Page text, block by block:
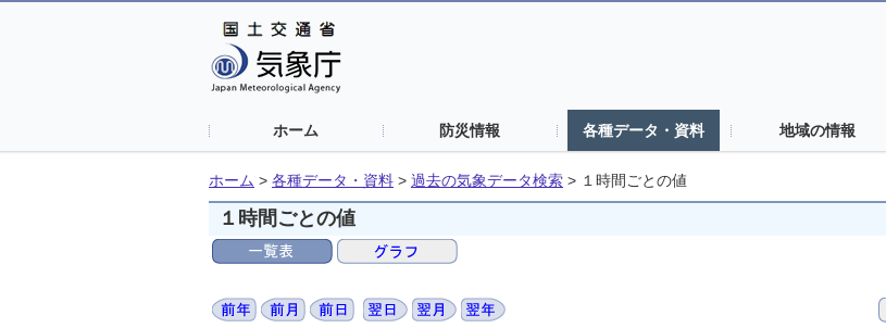
ホーム 防災情報 各種データ・資料 地域の情報
ホーム > 各種データ・資料 > 過去の気象データ検索 > １時間ごとの値
１時間ごとの値